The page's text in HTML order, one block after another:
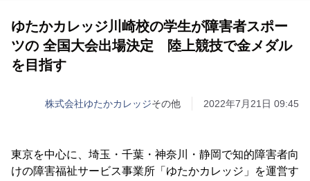
ゆたかカレッジ川崎校の学生が障害者スポー
ツの 全国大会出場決定 陸上競技で金メダル
を目指す
株式会社ゆたかカレッジその他 2022年7月21日 09:45
東京を中心に、埼玉・千葉・神奈川・静岡で知的障害者向
けの障害福祉サービス事業所「ゆたかカレッジ」を運営す